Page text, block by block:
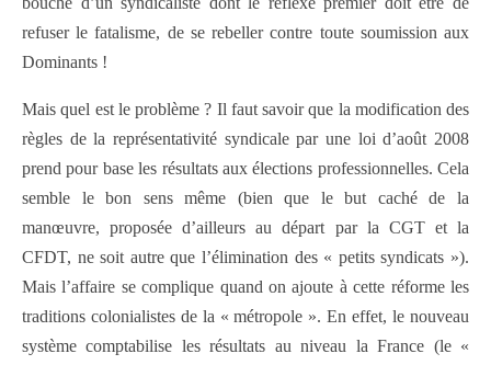
refuser le fatalisme, de se rebeller contre toute soumission aux
Dominants !
Mais quel est le problème ? Il faut savoir que la modification des
règles de la représentativité syndicale par une loi d’août 2008
prend pour base les résultats aux élections professionnelles. Cela
semble le bon sens même (bien que le but caché de la
manœuvre, proposée d’ailleurs au départ par la CGT et la
CFDT, ne soit autre que l’élimination des « petits syndicats »).
Mais l’affaire se complique quand on ajoute à cette réforme les
traditions colonialistes de la « métropole ». En effet, le nouveau
système comptabilise les résultats au niveau la France (le «